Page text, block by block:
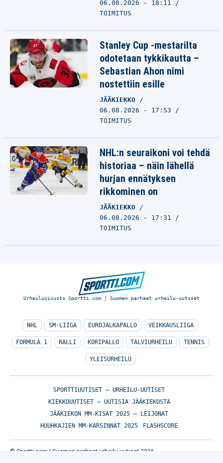
06.08.2026 - 18:11
TOIMITUS
Stanley Cup -mestarilta
odotetaan tykkikautta –
Sebastian Ahon nimi
nostettiin esille
JÄÄKIEKKO
06.08.2026 - 17:53
TOIMITUS
NHL:n seuraikoni voi tehdä
historiaa – näin lähellä
hurjan ennätyksen
rikkominen on
JÄÄKIEKKO
06.08.2026 - 17:31
TOIMITUS
Urheilusivusto Sportti.com | Suomen parhaat urheilu-uutiset
NHL SM-LIIGA EUROJALKAPALLO VEIKKAUSLIIGA
FORMULA 1 RALLI KORIPALLO TALVIURHEILU TENNIS
YLEISURHEILU
SPORTTIUUTISET – URHEILU-UUTISET
KIEKKOUUTISET – UUTISIA JÄÄKIEKOSTA
JÄÄKIEKON MM-KISAT 2025 – LEIJONAT
HUUHKAJIEN MM-KARSINNAT 2025
FLASHSCORE
© Sportti.com | Suomen parhaat urheilu-uutiset 2026